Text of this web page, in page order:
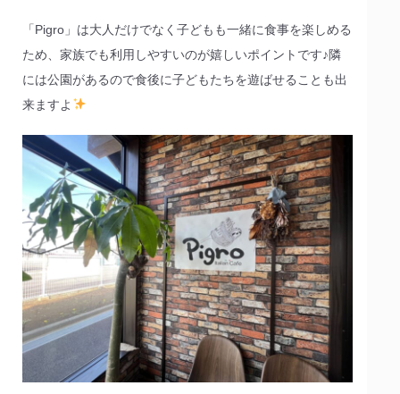
「Pigro」は大人だけでなく子どもも一緒に食事を楽しめる
ため、家族でも利用しやすいのが嬉しいポイントです♪隣
には公園があるので食後に子どもたちを遊ばせることも出
来ますよ